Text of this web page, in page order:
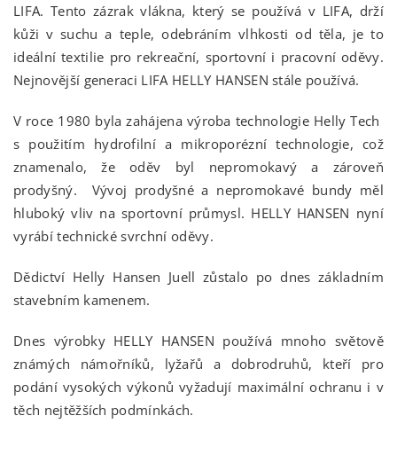
LIFA. Tento zázrak vlákna, který se používá v LIFA, drží
kůži v suchu a teple, odebráním vlhkosti od těla, je to
ideální textilie pro rekreační, sportovní i pracovní oděvy.
Nejnovější generaci LIFA HELLY HANSEN stále používá.
V roce 1980 byla zahájena výroba technologie Helly Tech
s použitím hydrofilní a mikroporézní technologie, což
znamenalo, že oděv byl nepromokavý a zároveň
prodyšný. Vývoj prodyšné a nepromokavé bundy měl
hluboký vliv na sportovní průmysl. HELLY HANSEN nyní
vyrábí technické svrchní oděvy.
Dědictví Helly Hansen Juell zůstalo po dnes základním
stavebním kamenem.
Dnes výrobky HELLY HANSEN používá mnoho světově
známých námořníků, lyžařů a dobrodruhů, kteří pro
podání vysokých výkonů vyžadují maximální ochranu i v
těch nejtěžších podmínkách.